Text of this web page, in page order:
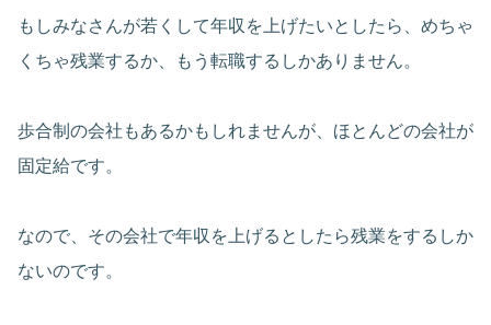
もしみなさんが若くして年収を上げたいとしたら、めちゃ
くちゃ残業するか、もう転職するしかありません。
歩合制の会社もあるかもしれませんが、ほとんどの会社が
固定給です。
なので、その会社で年収を上げるとしたら残業をするしか
ないのです。